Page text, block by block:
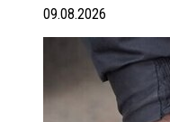
09.08.2026